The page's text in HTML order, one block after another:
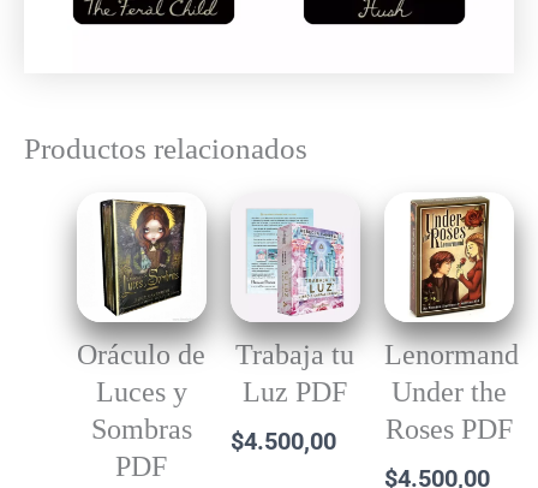
Productos relacionados
Oráculo de
Luces y
Sombras
PDF
Trabaja tu
Luz PDF
$4.500,00
Lenormand
Under the
Roses PDF
$4.500,00